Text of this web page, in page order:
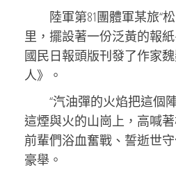
陸軍第81團體軍某旅“
里，擺設著一份泛黃的報紙
國民日報頭版刊發了作家
人》。
“汽油彈的火焰把這個
這煙與火的山崗上，高喊
前輩們浴血奮戰、誓逝世
豪舉。